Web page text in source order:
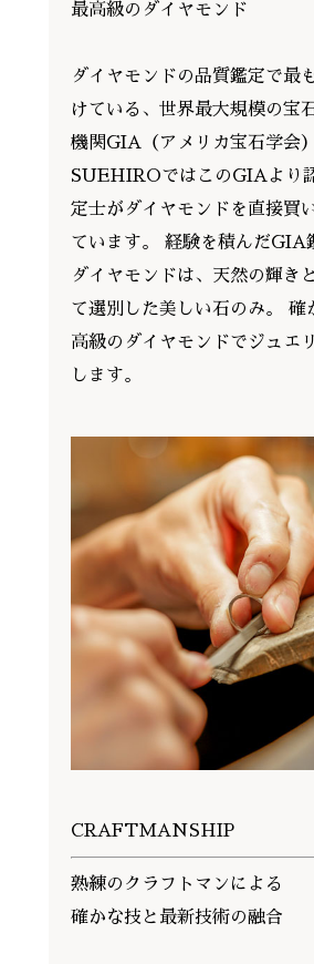
最高級のダイヤモンド
ダイヤモンドの品質鑑定で最
けている、世界最大規模の宝
機関GIA（アメリカ宝石学会）
SUEHIROではこのGIAより
定士がダイヤモンドを直接買
ています。 経験を積んだGIA
ダイヤモンドは、天然の輝き
て選別した美しい石のみ。 確
高級のダイヤモンドでジュエ
します。
CRAFTMANSHIP
熟練のクラフトマンによる
確かな技と最新技術の融合